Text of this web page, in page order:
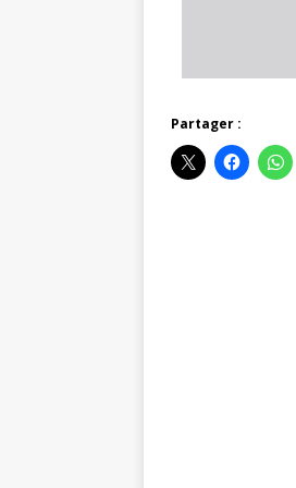
Partager :